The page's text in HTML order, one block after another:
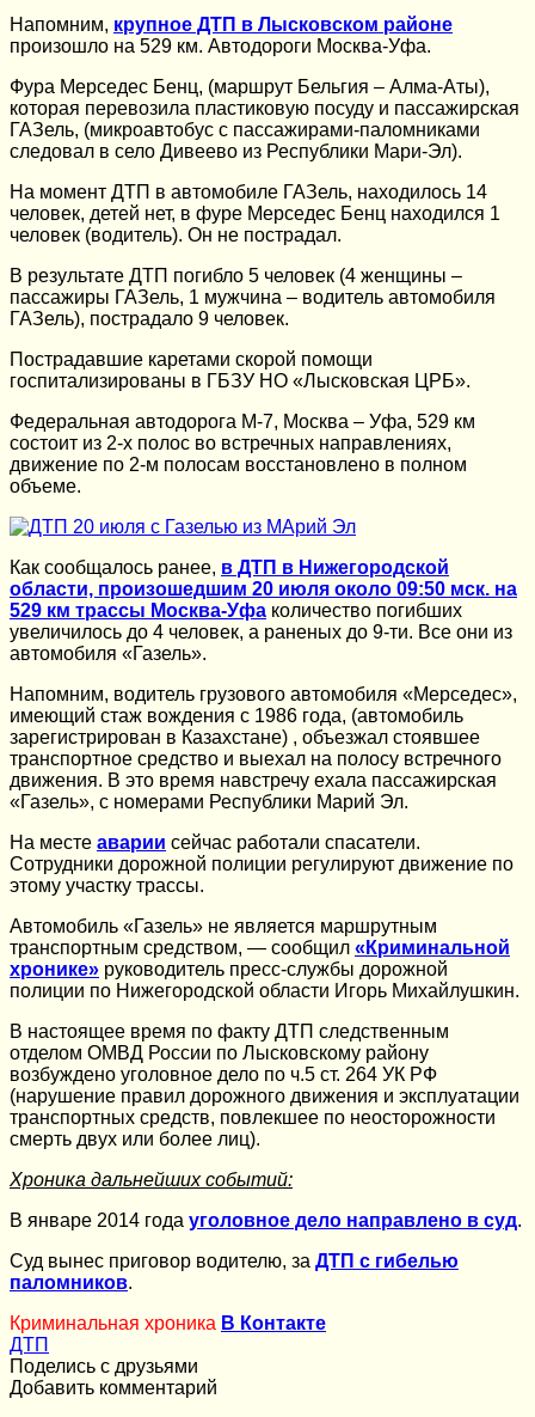
Напомним, крупное ДТП в Лысковском районе
произошло на 529 км. Автодороги Москва-Уфа.
Фура Мерседес Бенц, (маршрут Бельгия – Алма-Аты),
которая перевозила пластиковую посуду и пассажирская
ГАЗель, (микроавтобус с пассажирами-паломниками
следовал в село Дивеево из Республики Мари-Эл).
На момент ДТП в автомобиле ГАЗель, находилось 14
человек, детей нет, в фуре Мерседес Бенц находился 1
человек (водитель). Он не пострадал.
В результате ДТП погибло 5 человек (4 женщины –
пассажиры ГАЗель, 1 мужчина – водитель автомобиля
ГАЗель), пострадало 9 человек.
Пострадавшие каретами скорой помощи
госпитализированы в ГБЗУ НО «Лысковская ЦРБ».
Федеральная автодорога М-7, Москва – Уфа, 529 км
состоит из 2-х полос во встречных направлениях,
движение по 2-м полосам восстановлено в полном
объеме.
Как сообщалось ранее, в ДТП в Нижегородской
области, произошедшим 20 июля около 09:50 мск. на
529 км трассы Москва-Уфа количество погибших
увеличилось до 4 человек, а раненых до 9-ти. Все они из
автомобиля «Газель».
Напомним, водитель грузового автомобиля «Мерседес»,
имеющий стаж вождения с 1986 года, (автомобиль
зарегистрирован в Казахстане) , объезжал стоявшее
транспортное средство и выехал на полосу встречного
движения. В это время навстречу ехала пассажирская
«Газель», с номерами Республики Марий Эл.
На месте аварии сейчас работали спасатели.
Сотрудники дорожной полиции регулируют движение по
этому участку трассы.
Автомобиль «Газель» не является маршрутным
транспортным средством, — сообщил «Криминальной
хронике» руководитель пресс-службы дорожной
полиции по Нижегородской области Игорь Михайлушкин.
В настоящее время по факту ДТП следственным
отделом ОМВД России по Лысковскому району
возбуждено уголовное дело по ч.5 ст. 264 УК РФ
(нарушение правил дорожного движения и эксплуатации
транспортных средств, повлекшее по неосторожности
смерть двух или более лиц).
Хроника дальнейших событий:
В январе 2014 года уголовное дело направлено в суд.
Суд вынес приговор водителю, за ДТП с гибелью
паломников.
Криминальная хроника В Контакте
ДТП
Поделись с друзьями
Добавить комментарий